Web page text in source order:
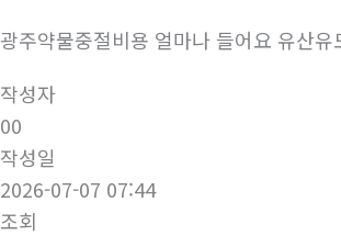
광주약물중절비용 얼마나 들어요 유산
작성자
00
작성일
2026-07-07 07:44
조회